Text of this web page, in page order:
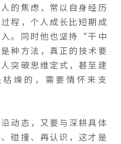
的焦虑，常以自身经历
程，个人成长比短期成
。同时他也坚持“干中
种方法，真正的技术要
突破思维定式，甚至建
燥的，需要情怀来支
动态，又要与深耕具体
碰撞、再认识，这才是